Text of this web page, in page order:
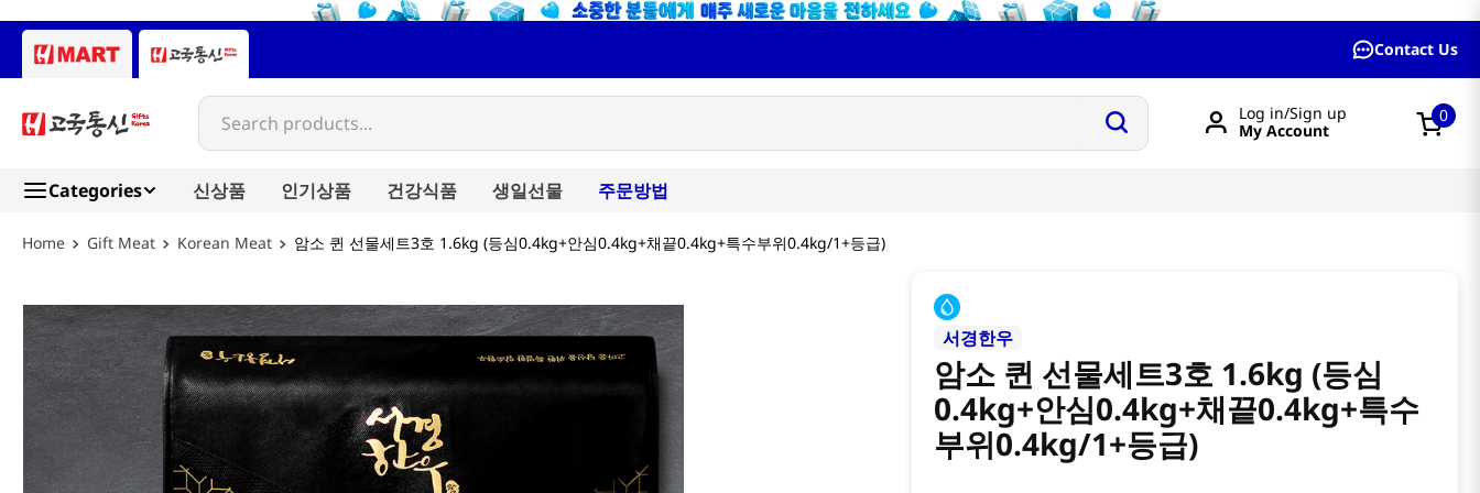
Contact Us
Search products...
Log in/Sign up
My Account
0
Categories 신상품 인기상품 건강식품 생일선물 주문방법
Gift Meat Korean Meat 암소 퀸 선물세트3호 1.6kg (등심0.4kg+안심0.4kg+채끝0.4kg+특수부위0.4kg/1+등급)
서경한우
암소 퀸 선물세트3호 1.6kg (등심
0.4kg+안심0.4kg+채끝0.4kg+특수
부위0.4kg/1+등급)